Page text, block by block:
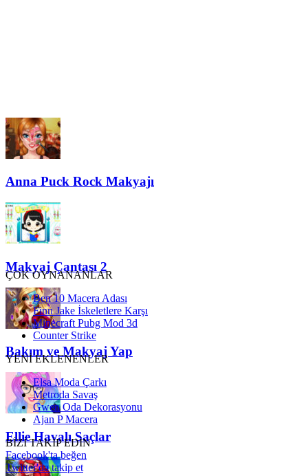
Anna Puck Rock Makyajı
Makyaj Çantası 2
Bakım ve Makyaj Yap
Ellie Havalı Saçlar
ÇOK OYNANANLAR
Ben 10 Macera Adası
Finn Jake İskeletlere Karşı
Minecraft Pubg Mod 3d
Counter Strike
YENİ EKLENENLER
Elsa Moda Çarkı
Metroda Savaş
Gwen Oda Dekorasyonu
Ajan P Macera
BİZİ TAKİP EDİN
Facebook'ta beğen
Twitter'da takip et